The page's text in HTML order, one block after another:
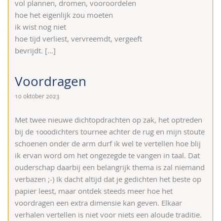
vol plannen, dromen, vooroordelen
hoe het eigenlijk zou moeten
ik wist nog niet
hoe tijd verliest, vervreemdt, vergeeft
bevrijdt. […]
Voordragen
10 oktober 2023
Met twee nieuwe dichtopdrachten op zak, het optreden
bij de 1000dichters tournee achter de rug en mijn stoute
schoenen onder de arm durf ik wel te vertellen hoe blij
ik ervan word om het ongezegde te vangen in taal. Dat
ouderschap daarbij een belangrijk thema is zal niemand
verbazen ;-) Ik dacht altijd dat je gedichten het beste op
papier leest, maar ontdek steeds meer hoe het
voordragen een extra dimensie kan geven. Elkaar
verhalen vertellen is niet voor niets een aloude traditie.